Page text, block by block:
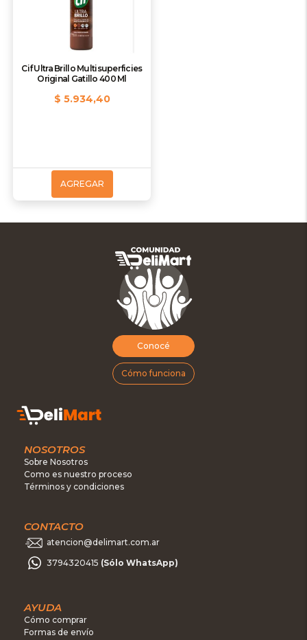
Cif Ultra Brillo Multisuperficies
Original Gatillo 400 Ml
$ 5.934,40
AGREGAR
Conocé
Cómo funciona
NOSOTROS
Sobre Nosotros
Como es nuestro proceso
Términos y condiciones
CONTACTO
atencion@delimart.com.ar
3794320415 (Sólo WhatsApp)
AYUDA
Cómo comprar
Formas de envío